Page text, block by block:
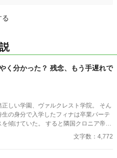
く分かった？ 残念、もう手遅れで
しい学園、ヴァルクレスト学院。 そん
の身分で入学したフィナは卒業パーテ
傾けていた。 すると隣国クロニア帝国
ウレストが会場へとやってきて……。
文字数：4,772